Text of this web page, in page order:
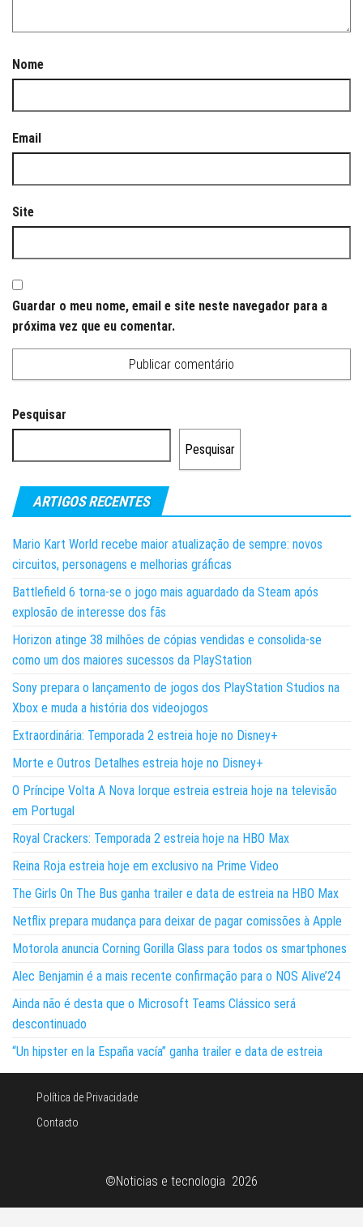
Nome
Email
Site
Guardar o meu nome, email e site neste navegador para a
próxima vez que eu comentar.
Pesquisar
Pesquisar
ARTIGOS RECENTES
Mario Kart World recebe maior atualização de sempre: novos
circuitos, personagens e melhorias gráficas
Battlefield 6 torna-se o jogo mais aguardado da Steam após
explosão de interesse dos fãs
Horizon atinge 38 milhões de cópias vendidas e consolida-se
como um dos maiores sucessos da PlayStation
Sony prepara o lançamento de jogos dos PlayStation Studios na
Xbox e muda a história dos videojogos
Extraordinária: Temporada 2 estreia hoje no Disney+
Morte e Outros Detalhes estreia hoje no Disney+
O Príncipe Volta A Nova Iorque estreia estreia hoje na televisão
em Portugal
Royal Crackers: Temporada 2 estreia hoje na HBO Max
Reina Roja estreia hoje em exclusivo na Prime Video
The Girls On The Bus ganha trailer e data de estreia na HBO Max
Netflix prepara mudança para deixar de pagar comissões à Apple
Motorola anuncia Corning Gorilla Glass para todos os smartphones
Alec Benjamin é a mais recente confirmação para o NOS Alive’24
Ainda não é desta que o Microsoft Teams Clássico será
descontinuado
“Un hipster en la España vacía” ganha trailer e data de estreia
Política de Privacidade
Contacto
©Noticias e tecnologia 2026